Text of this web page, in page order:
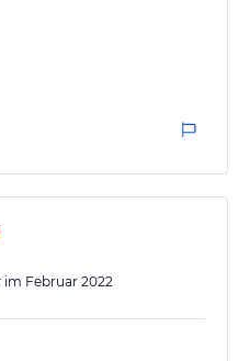
im Februar 2022